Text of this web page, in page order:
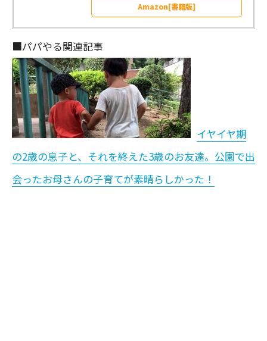
Amazon[書籍版]
■パパやる関連記事
イヤイヤ期
の2歳の息子と、それを終えた3歳のお友達。公園で出
会ったお母さんの子育てが素晴らしかった！